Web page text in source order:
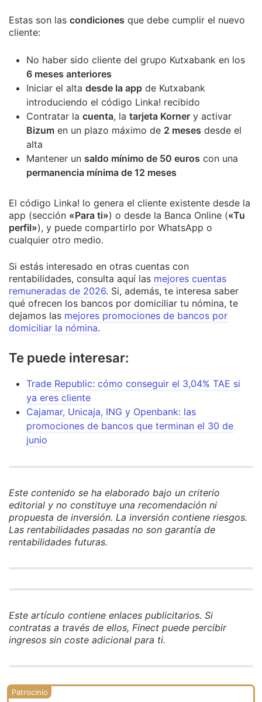
Estas son las condiciones que debe cumplir el nuevo
cliente:
No haber sido cliente del grupo Kutxabank en los
6 meses anteriores
Iniciar el alta desde la app de Kutxabank
introduciendo el código Linka! recibido
Contratar la cuenta, la tarjeta Korner y activar
Bizum en un plazo máximo de 2 meses desde el
alta
Mantener un saldo mínimo de 50 euros con una
permanencia mínima de 12 meses
El código Linka! lo genera el cliente existente desde la
app (sección «Para ti») o desde la Banca Online («Tu
perfil»), y puede compartirlo por WhatsApp o
cualquier otro medio.
Si estás interesado en otras cuentas con
rentabilidades, consulta aquí las mejores cuentas
remuneradas de 2026. Si, además, te interesa saber
qué ofrecen los bancos por domiciliar tu nómina, te
dejamos las mejores promociones de bancos por
domiciliar la nómina.
Te puede interesar:
Trade Republic: cómo conseguir el 3,04% TAE si
ya eres cliente
Cajamar, Unicaja, ING y Openbank: las
promociones de bancos que terminan el 30 de
junio
Este contenido se ha elaborado bajo un criterio
editorial y no constituye una recomendación ni
propuesta de inversión. La inversión contiene riesgos.
Las rentabilidades pasadas no son garantía de
rentabilidades futuras.
Este artículo contiene enlaces publicitarios. Si
contratas a través de ellos, Finect puede percibir
ingresos sin coste adicional para ti.